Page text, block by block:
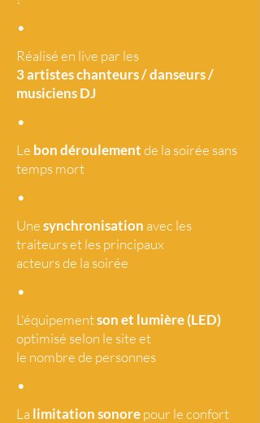
•
Réalisé en live par les
3 artisteschanteurs / danseurs /
musiciens DJ
•
Le bon déroulementde la soirée sans
temps mort
•
Unesynchronisation avec les
traiteurs et les principaux
acteurs de la soirée
•
L'équipementson et lumière (LED)
optimisé selon le site et
le nombre de personnes
•
La limitation sonorepour le confort